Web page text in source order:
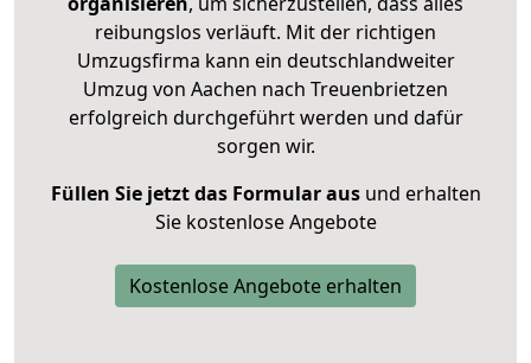
reibungslos verläuft. Mit der richtigen
Umzugsfirma kann ein deutschlandweiter
Umzug von Aachen nach Treuenbrietzen
erfolgreich durchgeführt werden und dafür
sorgen wir.
Füllen Sie jetzt das Formular ausund erhalten
Sie kostenlose Angebote
Kostenlose Angebote erhalten